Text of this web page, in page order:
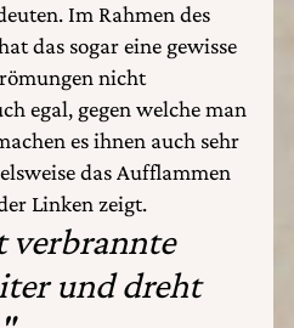
Im Rahmen des
das sogar eine gewisse
nicht
egal, gegen welche man
es ihnen auch sehr
das Aufflammen
Linken zeigt.
verbrannte
und dreht